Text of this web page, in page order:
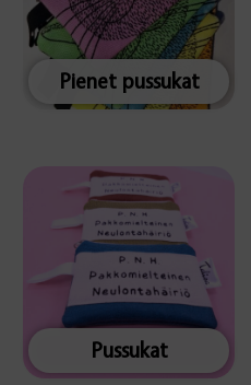
Pienet pussukat
Pussukat